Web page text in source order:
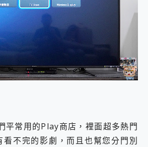
平常用的Play商店，裡面超多熱門
看不完的影劇，而且也幫您分門別